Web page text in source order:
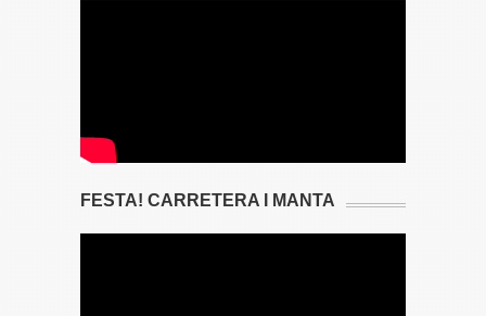
FESTA! CARRETERA I MANTA